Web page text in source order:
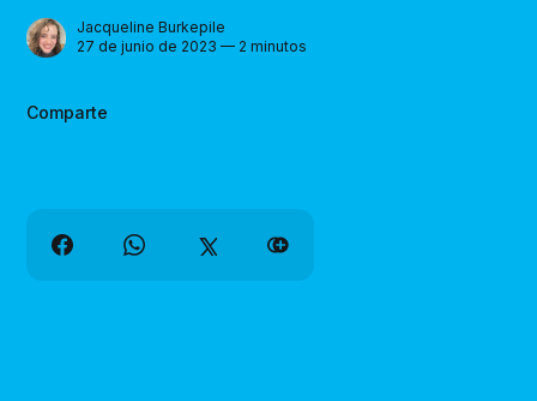
Jacqueline Burkepile
27 de junio de 2023 — 2 minutos
Comparte